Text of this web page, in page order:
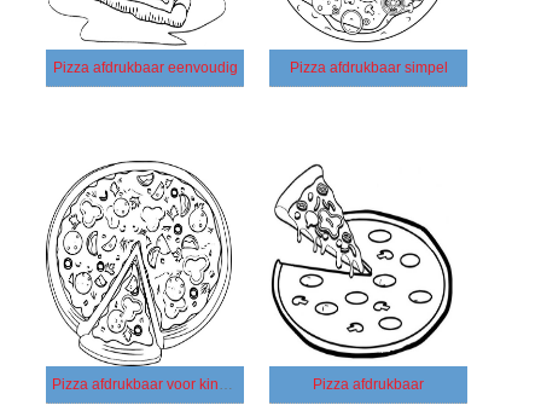
Pizza afdrukbaar eenvoudig Pizza afdrukbaar simpel
Pizza afdrukbaar voor kinderen Pizza afdrukbaar